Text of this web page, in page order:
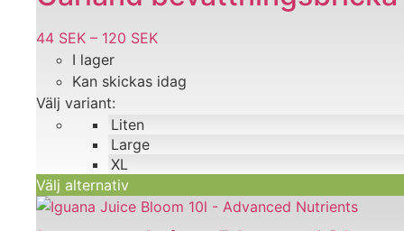
44 SEK – 120 SEK
till
Liten
Large
XL
I lager
Kan skickas idag
Välj variant:
Välj alternativ
flera
varianter.
olika
alternativen
väljas
på
produktsidan